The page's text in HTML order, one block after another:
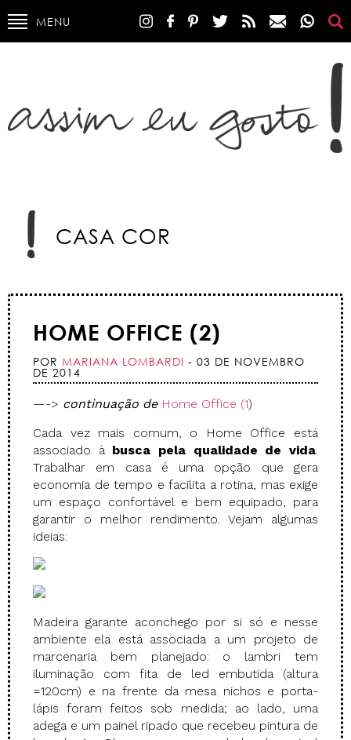
MENU
CASA COR
HOME OFFICE (2)
POR MARIANA LOMBARDI - 03 DE NOVEMBRO
DE 2014
—-> continuação de Home Office (1)
Cada vez mais comum, o Home Office está
associado à busca pela qualidade de vida.
Trabalhar em casa é uma opção que gera
economia de tempo e facilita a rotina, mas exige
um espaço confortável e bem equipado, para
garantir o melhor rendimento. Vejam algumas
ideias:
Madeira garante aconchego por si só e nesse
ambiente ela está associada a um projeto de
marcenaria bem planejado: o lambri tem
iluminação com fita de led embutida (altura
=120cm) e na frente da mesa nichos e porta-
lápis foram feitos sob medida; ao lado, uma
adega e um painel ripado que recebeu pintura de